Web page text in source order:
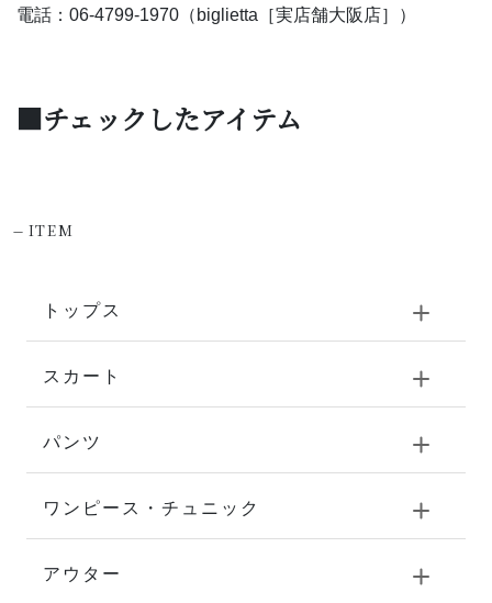
電話：06-4799-1970（biglietta［実店舗大阪店］）
■チェックしたアイテム
-ITEM
トップス
スカート
パンツ
ワンピース・チュニック
アウター